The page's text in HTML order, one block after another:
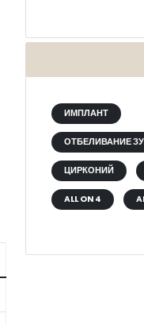
ИМПЛАНТ
ОТБЕЛИВАНИЕ
ЦИРКОНИЙ
ALL ON 4